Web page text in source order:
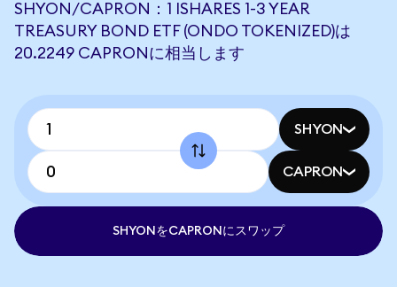
SHYON/CAPRON：1 ISHARES 1-3 YEAR
TREASURY BOND ETF (ONDO TOKENIZED)は
20.2249 CAPRONに相当します
SHYON
CAPRON
SHYONをCAPRONにスワップ